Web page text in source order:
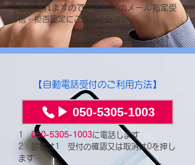
送信されますので、お使いのメール指定受
信・拒否設定にご注意ください。
【自動電話受付のご利用方法】
▶ 050-5305-1003
1050-5305-1003に電話します
2 診察は1 受付の確認又は取消は0を押し
ます